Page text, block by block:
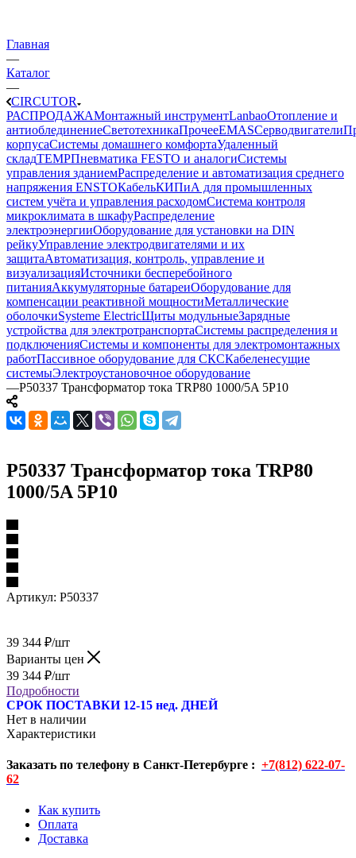
Главная
—
Каталог
—
CIRCUTOR
РАСПРОДАЖАМонтажный инструментLanbaoОтопление и
антиоблединениеСветотехникаПрочееEMASCерводвигатели
корпусаСистемы домашнего комфортаУдаленный
складTEMPПневматика FESTO и аналогиСистемы
управления зданиемРаспределение и автоматизация среднего
напряжения ENSTOКабельКИПиА для промышленных
систем учёта и управления расходомСистема контроля
микроклимата в шкафуРаспределение
электроэнергииОборудование для установки на DIN
рейкуУправление электродвигателями и их
защитаАвтоматизация, контроль, управление и
визуализацияИсточники бесперебойного
питанияАккумуляторные батареиОборудование для
компенсации реактивной мощностиМеталлические
оболочкиSysteme ElectricЩиты модульныеЗарядные
устройства для электротранспортаСистемы распределения и
подключенияСистемы и компоненты для электромонтажных
работПассивное оборудование для СКСКабеленесущие
системыЭлектроустановочное оборудование
—P50337 Трансформатор тока TRP80 1000/5A 5P10
P50337 Трансформатор тока TRP80
1000/5A 5P10
Артикул: P50337
39 344 ₽/шт
Варианты цен
39 344 ₽/шт
Подробности
СРОК ПОСТАВКИ 12-15 нед. ДНЕЙ
Нет в наличии
Характеристики
Заказать по телефону в Санкт-Петербурге : +7(812) 622-07-
62
Как купить
Оплата
Доставка